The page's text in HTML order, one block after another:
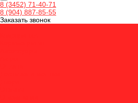
8 (3452) 71-40-71
8 (904) 887-85-55
Заказать звонок